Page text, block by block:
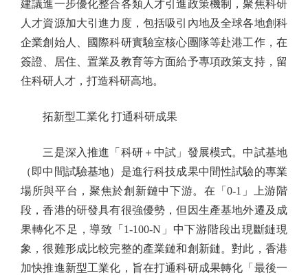
建議進一步優化整合各類人才引進政策機制，聚焦科研
人才資源加大引進力度，包括吸引內地及全球各地創科
企業創始人、國際科研實驗室核心團隊等赴港工作，在
簽證、居住、置業及教育等方面給予專項政策支持，留
住科研人才，打造科研高地。
拓新型工業化 打通科研成果
三是深入推進「科研＋中試」發展模式。中試基地
（即中間試驗基地）是進行科技成果中間性試驗的專業
場所與平台，聚焦於創新鏈中下游。在「0-1」上游階
段，香港的研發具有很強優勢，但因生產基地外遷及成
果轉化不足，導致「1-100-N」中下游階段出現斷鏈現
象，很難形成比較完整的產業鏈和創新鏈。對此，香港
加快推進新型工業化，旨在打通科研成果轉化「最後一